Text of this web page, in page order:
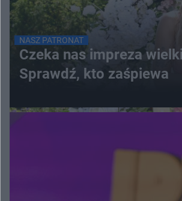
NASZ PATRONAT
Czeka nas impreza
Sprawdź, kto zaśpiewa